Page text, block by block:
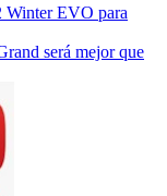
Winter EVO para
será mejor que